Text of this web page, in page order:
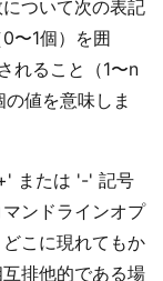
ついて次の表記
〜1個）を囲
れること（1〜n
値を意味しま
または '-' 記号
ンドラインオプ
こに現れてもか
排他的である場